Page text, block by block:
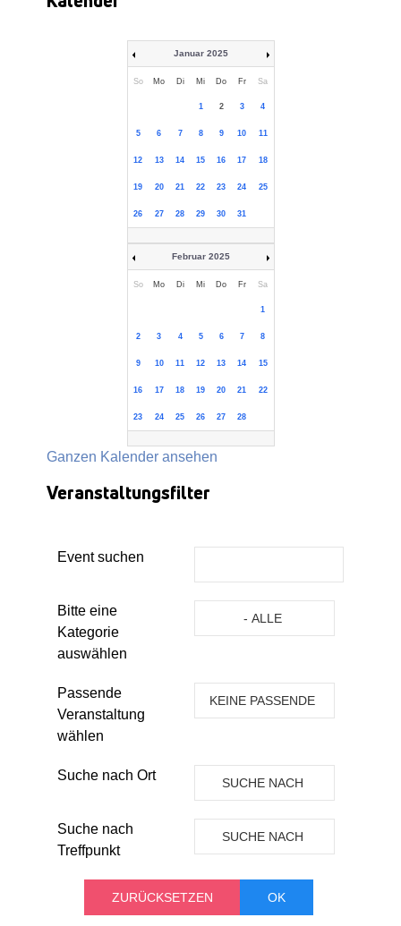
Januar 2025
So Mo Di Mi Do Fr Sa
1 2 3 4
5 6 7 8 9 10 11
12 13 14 15 16 17 18
19 20 21 22 23 24 25
26 27 28 29 30 31
Februar 2025
So Mo Di Mi Do Fr Sa
1
2 3 4 5 6 7 8
9 10 11 12 13 14 15
16 17 18 19 20 21 22
23 24 25 26 27 28
Ganzen Kalender ansehen
Veranstaltungsfilter
Event suchen
Bitte eine
Kategorie
auswählen
- ALLE
Passende
Veranstaltung
wählen
KEINE PASSENDE
Suche nach Ort SUCHE NACH
ORT
Suche nach
Treffpunkt
SUCHE NACH